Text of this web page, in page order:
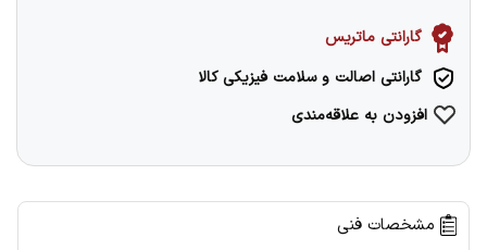
گارانتی ماتریس
گارانتی اصالت و سلامت فیزیکی کالا
افزودن به علاقه‌مندی
مشخصات فنی